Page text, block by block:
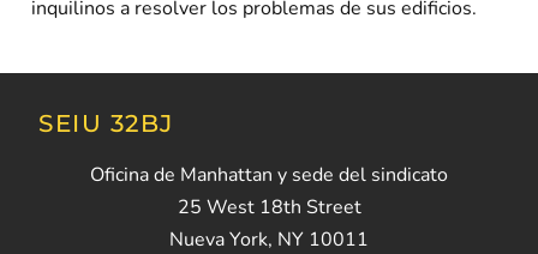
inquilinos a resolver los problemas de sus edificios.
SEIU 32BJ
Oficina de Manhattan y sede del sindicato
25 West 18th Street
Nueva York, NY 10011